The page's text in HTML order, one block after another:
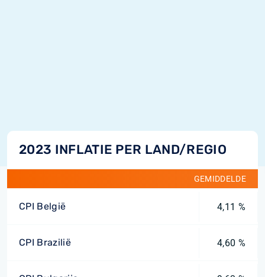
2023 INFLATIE PER LAND/REGIO
GEMIDDELDE
CPI België 4,11 %
CPI Brazilië 4,60 %